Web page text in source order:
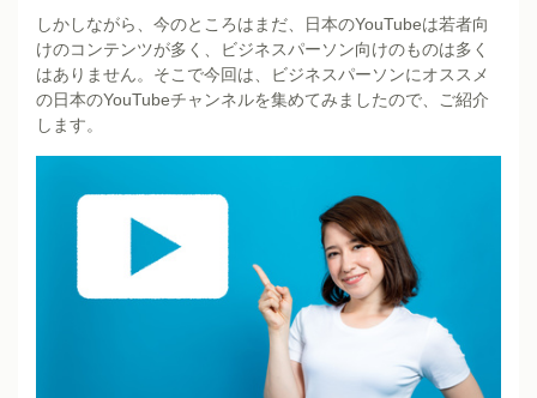
しかしながら、今のところはまだ、日本のYouTubeは若者向
けのコンテンツが多く、ビジネスパーソン向けのものは多く
はありません。そこで今回は、ビジネスパーソンにオススメ
の日本のYouTubeチャンネルを集めてみましたので、ご紹介
します。